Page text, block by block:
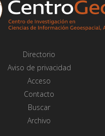
Directorio
Aviso de privacidad
Acceso
Contacto
Buscar
Archivo